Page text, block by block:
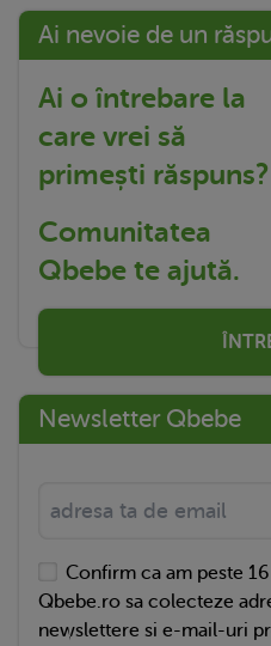
Ai nevoie de un
Ai o întrebare la
care vrei să
primești răspuns?
Comunitatea
Qbebe te ajută.
Newsletter Qbebe
Confirm ca am peste
Qbebe.ro sa colecteze
newslettere si e-mail-uri